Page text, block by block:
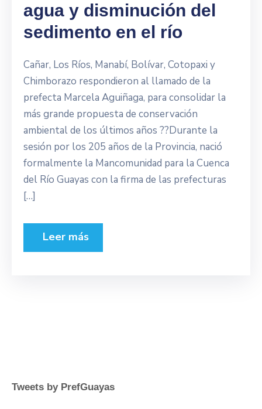
agua y disminución del
sedimento en el río
Cañar, Los Ríos, Manabí, Bolívar, Cotopaxi y
Chimborazo respondieron al llamado de la
prefecta Marcela Aguiñaga, para consolidar la
más grande propuesta de conservación
ambiental de los últimos años ??Durante la
sesión por los 205 años de la Provincia, nació
formalmente la Mancomunidad para la Cuenca
del Río Guayas con la firma de las prefecturas
[…]
Leer más
Tweets by PrefGuayas